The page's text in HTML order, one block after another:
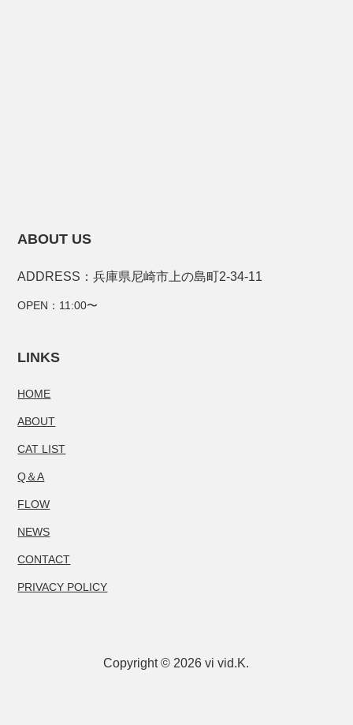
ABOUT US
ADDRESS：兵庫県尼崎市上の島町2-34-11
OPEN：11:00〜
LINKS
HOME
ABOUT
CAT LIST
Q＆A
FLOW
NEWS
CONTACT
PRIVACY POLICY
Copyright © 2026 vi vid.K.